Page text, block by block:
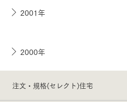
2001年
2000年
注文・規格(セレクト)住宅